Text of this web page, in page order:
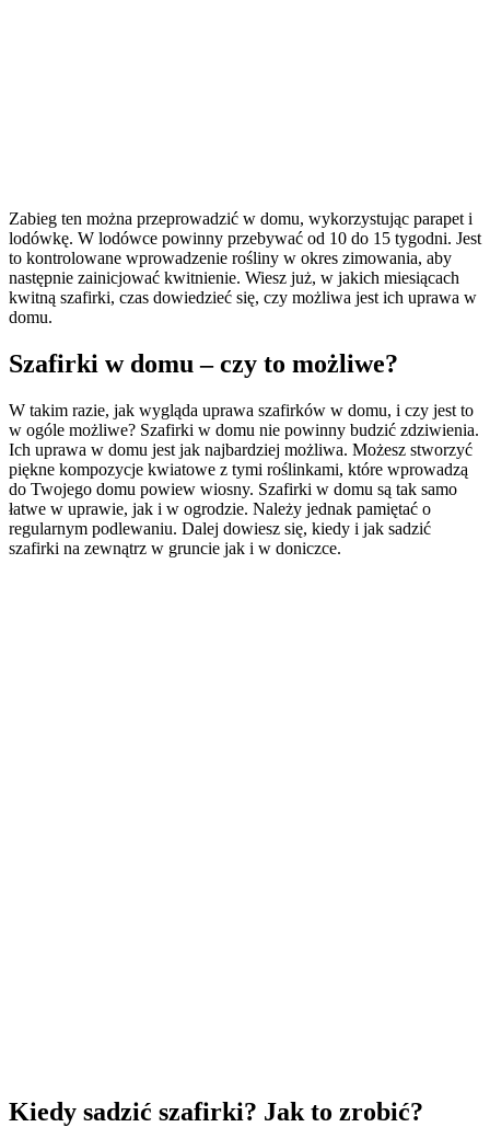
Zabieg ten można przeprowadzić w domu, wykorzystując parapet i
lodówkę. W lodówce powinny przebywać od 10 do 15 tygodni. Jest
to kontrolowane wprowadzenie rośliny w okres zimowania, aby
następnie zainicjować kwitnienie. Wiesz już, w jakich miesiącach
kwitną szafirki, czas dowiedzieć się, czy możliwa jest ich uprawa w
domu.
Szafirki w domu – czy to możliwe?
W takim razie, jak wygląda uprawa szafirków w domu, i czy jest to
w ogóle możliwe? Szafirki w domu nie powinny budzić zdziwienia.
Ich uprawa w domu jest jak najbardziej możliwa. Możesz stworzyć
piękne kompozycje kwiatowe z tymi roślinkami, które wprowadzą
do Twojego domu powiew wiosny. Szafirki w domu są tak samo
łatwe w uprawie, jak i w ogrodzie. Należy jednak pamiętać o
regularnym podlewaniu. Dalej dowiesz się, kiedy i jak sadzić
szafirki na zewnątrz w gruncie jak i w doniczce.
Kiedy sadzić szafirki? Jak to zrobić?